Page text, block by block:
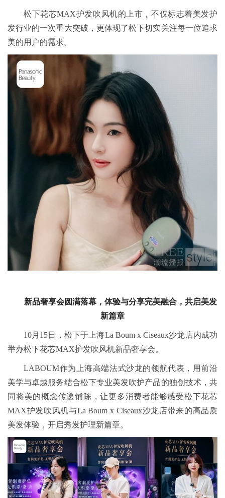
松下花芯MAX护发吹风机的上市，不仅标志着美发护
发行业的一次重大突破，更体现了松下切实关注每一位追求
美的用户的需求。
新品奢享会圆满落幕，体验与分享完美融合，共启美发
新篇章
10月15日，松下于上海La Boum x Ciseaux沙龙店内成功
举办松下花芯MAX护发吹风机新品奢享会。
LABOUM作为上海高端法式沙龙的领航代表，用前沿
美学与卓越服务结合松下专业美发吹护产品的独创技术，共
同将美的概念传递铺陈，让更多消费者能够感受松下花芯
MAX护发吹风机与La Boum x Ciseaux沙龙店带来的高品质
美发体验，开启秀发护理新篇章。